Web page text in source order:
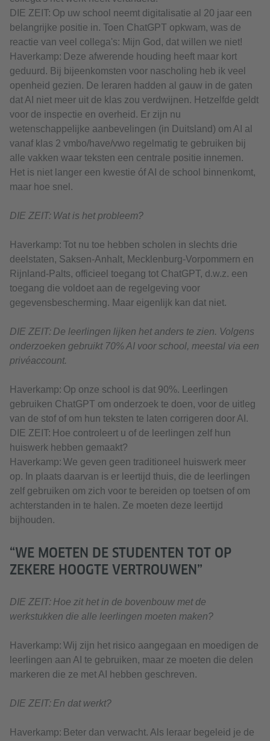
DIE ZEIT: Op uw school neemt digitalisatie al 20 jaar een
belangrijke positie in. Toen ChatGPT opkwam, was de
reactie van veel collega's: Mijn God, dat willen we niet!
Haverkamp: Deze afwerende houding heeft maar kort
geduurd. Bij bijeenkomsten voor nascholing heb ik veel
openheid gezien. De leraren hadden al gauw in de gaten
dat AI niet meer uit de klas zou verdwijnen. Hetzelfde geldt
voor de inspectie en overheid. Er zijn nu
wetenschappelijke aanbevelingen (in Duitsland) om AI al
vanaf klas 2 vmbo/have/vwo regelmatig te gebruiken bij
alle vakken waar teksten een centrale positie innemen.
Het is niet langer een kwestie óf AI de school binnenkomt,
maar hoe snel.
DIE ZEIT: Wat is het probleem?
Haverkamp: Tot nu toe hebben scholen in slechts drie
deelstaten, Saksen-Anhalt, Mecklenburg-Vorpommern en
Rijnland-Palts, officieel toegang tot ChatGPT, d.w.z. een
toegang die voldoet aan de regelgeving voor
gegevensbescherming. Maar eigenlijk kan dat niet.
DIE ZEIT: De leerlingen lijken het anders te zien. Volgens
onderzoeken gebruikt 70% AI voor school, meestal via een
privéaccount.
Haverkamp: Op onze school is dat 90%. Leerlingen
gebruiken ChatGPT om onderzoek te doen, voor de uitleg
van de stof of om hun teksten te laten corrigeren door AI.
DIE ZEIT: Hoe controleert u of de leerlingen zelf hun
huiswerk hebben gemaakt?
Haverkamp: We geven geen traditioneel huiswerk meer
op. In plaats daarvan is er leertijd thuis, die de leerlingen
zelf gebruiken om zich voor te bereiden op toetsen of om
achterstanden in te halen. Ze moeten deze leertijd
bijhouden.
“WE MOETEN DE STUDENTEN TOT OP
ZEKERE HOOGTE VERTROUWEN”
DIE ZEIT: Hoe zit het in de bovenbouw met de
werkstukken die alle leerlingen moeten maken?
Haverkamp: Wij zijn het risico aangegaan en moedigen de
leerlingen aan AI te gebruiken, maar ze moeten die delen
markeren die ze met AI hebben geschreven.
DIE ZEIT: En dat werkt?
Haverkamp: Beter dan verwacht. Als leraar begeleid je de